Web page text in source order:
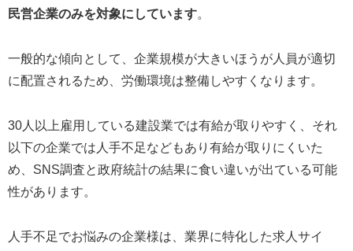
民営企業のみを対象にしています。
一般的な傾向として、企業規模が大きいほうが人員が適切
に配置されるため、労働環境は整備しやすくなります。
30人以上雇用している建設業では有給が取りやすく、それ
以下の企業では人手不足などもあり有給が取りにくいた
め、SNS調査と政府統計の結果に食い違いが出ている可能
性があります。
人手不足でお悩みの企業様は、業界に特化した求人サイ